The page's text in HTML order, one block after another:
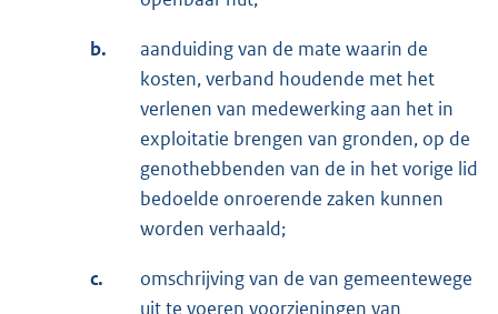
b.
aanduiding van de mate waarin de
kosten, verband houdende met het
verlenen van medewerking aan het in
exploitatie brengen van gronden, op de
genothebbenden van de in het vorige lid
bedoelde onroerende zaken kunnen
worden verhaald;
c.
omschrijving van de van gemeentewege
uit te voeren voorzieningen van